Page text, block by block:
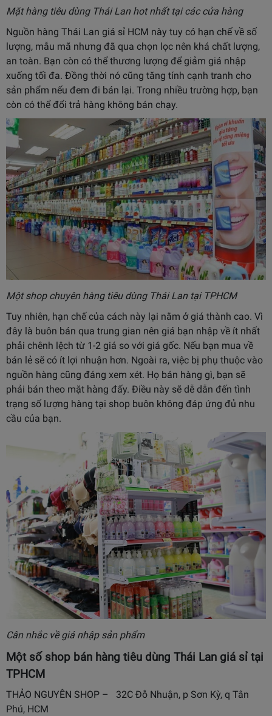
Mặt hàng tiêu dùng Thái Lan hot nhất tại các cửa hàng
Nguồn hàng Thái Lan giá sỉ HCM này tuy có hạn chế về số
lượng, mẫu mã nhưng đã qua chọn lọc nên khá chất lượng,
an toàn. Bạn còn có thể thương lượng để giảm giá nhập
xuống tối đa. Đồng thời nó cũng tăng tính cạnh tranh cho
sản phẩm nếu đem đi bán lại. Trong nhiều trường hợp, bạn
còn có thể đổi trả hàng không bán chạy.
Một shop chuyên hàng tiêu dùng Thái Lan tại TPHCM
Tuy nhiên, hạn chế của cách này lại nằm ở giá thành cao. Vì
đây là buôn bán qua trung gian nên giá bạn nhập về ít nhất
phải chênh lệch từ 1-2 giá so với giá gốc. Nếu bạn mua về
bán lẻ sẽ có ít lợi nhuận hơn. Ngoài ra, việc bị phụ thuộc vào
nguồn hàng cũng đáng xem xét. Họ bán hàng gì, bạn sẽ
phải bán theo mặt hàng đấy. Điều này sẽ dễ dẫn đến tình
trạng số lượng hàng tại shop buôn không đáp ứng đủ nhu
cầu của bạn.
Cân nhắc về giá nhập sản phẩm
Một số shop bán hàng tiêu dùng Thái Lan giá sỉ tại
TPHCM
THẢO NGUYÊN SHOP – 32C Đỗ Nhuận, p Sơn Kỳ, q Tân
Phú, HCM